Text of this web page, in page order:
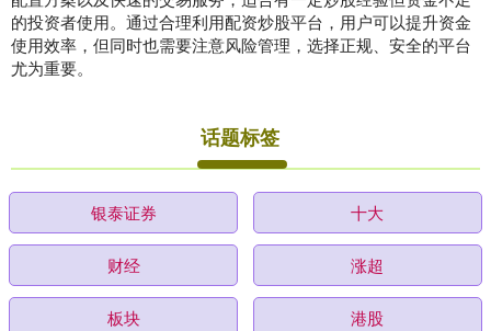
的投资者使用。通过合理利用配资炒股平台，用户可以提升资金
使用效率，但同时也需要注意风险管理，选择正规、安全的平台
尤为重要。
话题标签
银泰证券 十大
财经 涨超
板块 港股